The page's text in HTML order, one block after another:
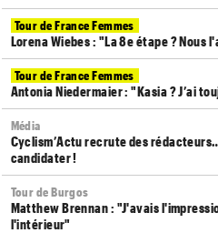
Tour de France Femmes
Lorena Wiebes : "La 8e étape ? Nous
Tour de France Femmes
Antonia Niedermaier : "Kasia ? J’ai
Média
Cyclism’Actu recrute des
candidater !
Tour de Burgos
Matthew Brennan : "J'avais
l'intérieur"